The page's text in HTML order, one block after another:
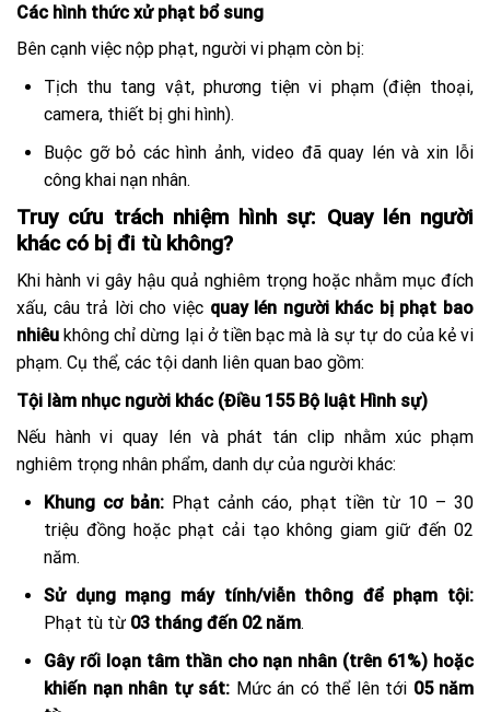
Các hình thức xử phạt bổ sung
Bên cạnh việc nộp phạt, người vi phạm còn bị:
Tịch thu tang vật, phương tiện vi phạm (điện thoại,
camera, thiết bị ghi hình).
Buộc gỡ bỏ các hình ảnh, video đã quay lén và xin lỗi
công khai nạn nhân.
Truy cứu trách nhiệm hình sự: Quay lén người
khác có bị đi tù không?
Khi hành vi gây hậu quả nghiêm trọng hoặc nhằm mục đích
xấu, câu trả lời cho việc quay lén người khác bị phạt bao
nhiêu không chỉ dừng lại ở tiền bạc mà là sự tự do của kẻ vi
phạm. Cụ thể, các tội danh liên quan bao gồm:
Tội làm nhục người khác (Điều 155 Bộ luật Hình sự)
Nếu hành vi quay lén và phát tán clip nhằm xúc phạm
nghiêm trọng nhân phẩm, danh dự của người khác:
Khung cơ bản: Phạt cảnh cáo, phạt tiền từ 10 – 30
triệu đồng hoặc phạt cải tạo không giam giữ đến 02
năm.
Sử dụng mạng máy tính/viễn thông để phạm tội:
Phạt tù từ 03 tháng đến 02 năm.
Gây rối loạn tâm thần cho nạn nhân (trên 61%) hoặc
khiến nạn nhân tự sát: Mức án có thể lên tới 05 năm